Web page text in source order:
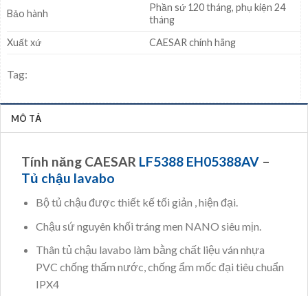
Bảo hành
Phần sứ 120 tháng, phụ kiện 24
tháng
Xuất xứ
CAESAR chính hãng
Tag:
MÔ TẢ
Tính năng CAESAR LF5388 EH05388AV –
Tủ chậu lavabo
Bộ tủ chậu được thiết kế tối giản , hiện đại.
Chậu sứ nguyên khối tráng men NANO siêu mịn.
Thân tủ chậu lavabo làm bằng chất liệu ván nhựa
PVC chống thấm nước, chống ẩm mốc đại tiêu chuẩn
IPX4